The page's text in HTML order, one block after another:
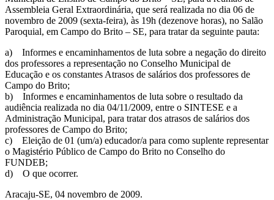
Assembleia Geral Extraordinária, que será realizada no dia 06 de
novembro de 2009 (sexta-feira), às 19h (dezenove horas), no Salão
Paroquial, em Campo do Brito – SE, para tratar da seguinte pauta:
a) Informes e encaminhamentos de luta sobre a negação do direito
dos professores a representação no Conselho Municipal de
Educação e os constantes Atrasos de salários dos professores de
Campo do Brito;
b) Informes e encaminhamentos de luta sobre o resultado da
audiência realizada no dia 04/11/2009, entre o SINTESE e a
Administração Municipal, para tratar dos atrasos de salários dos
professores de Campo do Brito;
c) Eleição de 01 (um/a) educador/a para como suplente representar
o Magistério Público de Campo do Brito no Conselho do
FUNDEB;
d) O que ocorrer.
Aracaju-SE, 04 novembro de 2009.